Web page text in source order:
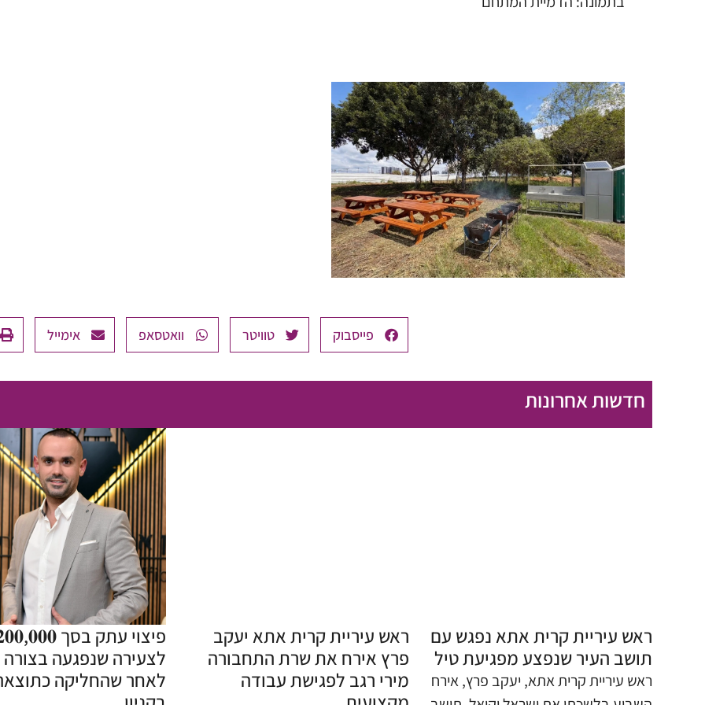
פייסבוק טוויטר וואטסאפ אימייל
חדשות אחרונות
ראש עיריית קרית אתא נפגש עם
תושב העיר שנפצע מפגיעת טיל
​ראש עיריית קרית אתא, יעקב פרץ, אירח
ראש עיריית קרית אתא יעקב
פרץ אירח את שרת התחבורה
מירי רגב לפגישת עבודה
לצעירה שנפגעה
לאחר שהחליקה